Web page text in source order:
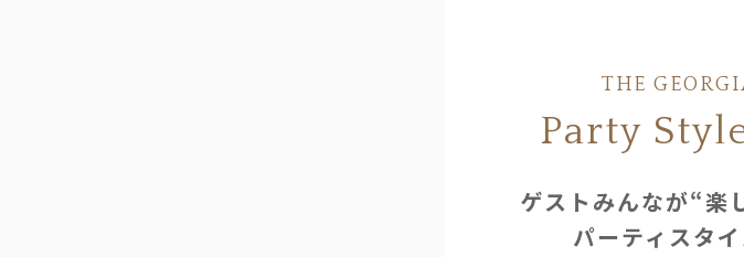
THE
Party
ゲストみんなが“楽
パーティスタ